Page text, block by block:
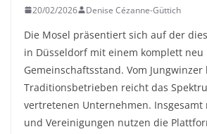
20/02/2026 Denise Cézanne-Güttich
Die Mosel präsentiert sich auf der
in Düsseldorf mit einem komplett neu
Gemeinschaftsstand. Vom
Traditionsbetrieben reicht das
vertretenen Unternehmen. Insgesamt
und Vereinigungen nutzen die